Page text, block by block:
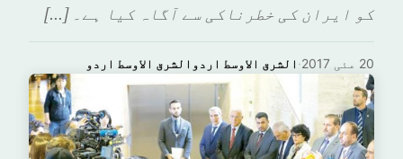
کو ایران کی خطرناکی سے آگاہ کیا ہے۔ […]
الشرق الاوسط اردوالشرق الاوسط اردو · 20 مئی 2017